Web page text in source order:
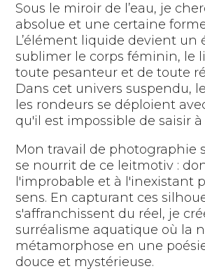
Sous le miroir de l’eau, je
absolue et une certaine
L’élément liquide devient un
sublimer le corps féminin, le
toute pesanteur et de toute
Dans cet univers suspendu,
les rondeurs se déploient
qu'il est impossible de saisir à
Mon travail de photographie
se nourrit de ce leitmotiv :
l'improbable et à l'inexistant
sens. En capturant ces
s'affranchissent du réel, je
surréalisme aquatique où la
métamorphose en une
douce et mystérieuse.